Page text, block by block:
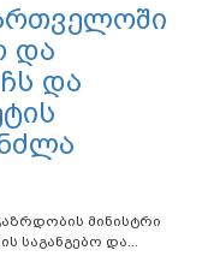
და
და
მინისტრი
საგანგებო და...